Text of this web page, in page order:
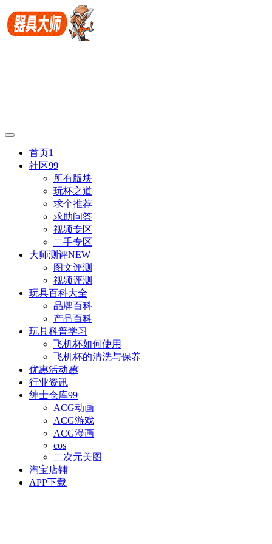
首页1
社区99
所有版块
玩杯之道
求个推荐
求助问答
视频专区
二手专区
大师测评NEW
图文评测
视频评测
玩具百科大全
品牌百科
产品百科
玩具科普学习
飞机杯如何使用
飞机杯的清洗与保养
优惠活动惠
行业资讯
绅士仓库99
ACG动画
ACG游戏
ACG漫画
cos
二次元美图
淘宝店铺
APP下载